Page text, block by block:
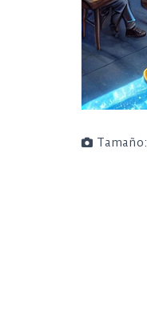
Tamaño: